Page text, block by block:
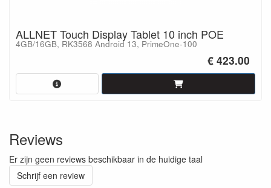
ALLNET Touch Display Tablet 10 inch POE
4GB/16GB, RK3568 Android 13, PrimeOne-100
€ 423.00
Reviews
Er zijn geen reviews beschikbaar in de huidige taal
Schrijf een review